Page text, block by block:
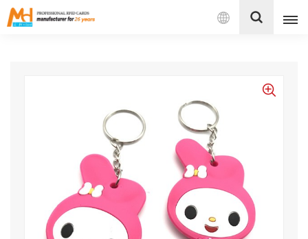
Français
Français
Español
Português
بالعربية